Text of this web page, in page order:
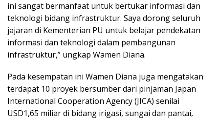
ini sangat bermanfaat untuk bertukar informasi dan
teknologi bidang infrastruktur. Saya dorong seluruh
jajaran di Kementerian PU untuk belajar pendekatan
informasi dan teknologi dalam pembangunan
infrastruktur,” ungkap Wamen Diana.
Pada kesempatan ini Wamen Diana juga mengatakan
terdapat 10 proyek bersumber dari pinjaman Japan
International Cooperation Agency (JICA) senilai
USD1,65 miliar di bidang irigasi, sungai dan pantai,